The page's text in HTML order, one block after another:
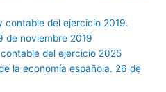
contable del ejercicio 2019.
de noviembre 2019
del ejercicio 2025
la economía española. 26 de